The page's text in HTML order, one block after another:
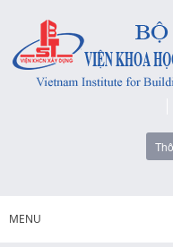
MENU